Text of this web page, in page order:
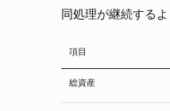
同処理が継続する
項目
総資産